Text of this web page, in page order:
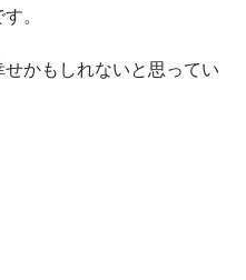
。
かもしれないと思ってい